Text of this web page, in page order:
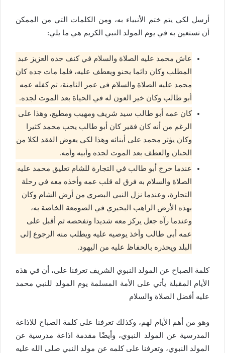
أرسل لكي يتم ختم الأنبياء به، ومن الكلمات التي من الممكن
أن تستعين به في يوم المولد النبي الكريم هي ما يلي:
عاش محمد عليه الصلاة والسلام في كنف جده العزيز عبد
المطلب وكان دائما يحنو ويعطف عليه، فلما مات جده كان
محمد عليه الصلاة والسلام في عمر الثامنة، ثم كفله عمه
أبو طالب وكان خير العون له في الحياة بعد الموت لجده.
كان عمه أبو طالب سيد شريف ومهيب ومطيع، وهذا على
الرغم من أنه كان فقير كان أبو طالب يحب محمد كثيرا
وكان يؤثر محمد على أبنائه وهذا لكي يعوض الفقد لكلا من
الحنان والعطف بعد الموت لجده وأبيه وأمه.
عندما خرج أبو طالب في التجارة للشام تعليق محمد عليه
الصلاة والسلام به فرق له قلب عمه وأخذه معه في رحلة
التجارة، وعندما نزل النبي البصري من أرض الشام وكان
بهذه الأرض الراهب البحيري في الصومعة الخاصة به،
وعندما رآه جعل يركز معه شديدا وتفحصه ثم أقبل على
عمه أبى طالب وأخذ يوصيه عليه ويطلب منه الرجوع إلى
البلد ويحذره بالحفاظ عليه من اليهود.
كلمة الصباح عن المولد النبوي الشريف تعرفنا على، أن في هذه
الأيام المقبلة يأتي على الأمة المسلمة يوم المولد للنبي محمد
عليه أفضل الصلاة والسلام
وهو من أهم الأيام لهم، وكذلك تعرفنا على كلمة الصباح للاذاعة
المدرسية عن المولد النبوي، وأيضًا مقدمة اذاعة مدرسية عن
المولد النبوي، وتعرفنا على كلمه عن مولد النبي صلى الله عليه